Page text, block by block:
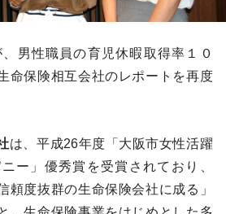
男性職員の育児休暇取得率１０
命保険相互会社のレポートを再度
は、平成26年度「大阪市女性活躍
ー」優秀賞を受賞されており、
頼度抜群の生命保険会社に成る」